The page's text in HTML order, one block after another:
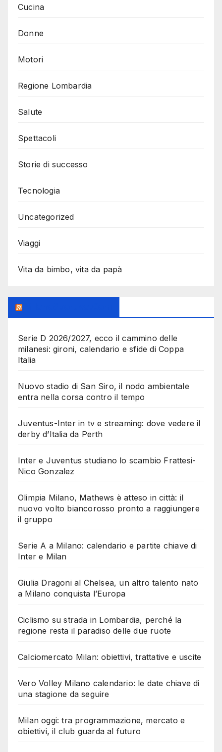
Cucina
Donne
Motori
Regione Lombardia
Salute
Spettacoli
Storie di successo
Tecnologia
Uncategorized
Viaggi
Vita da bimbo, vita da papà
Serie D 2026/2027, ecco il cammino delle
milanesi: gironi, calendario e sfide di Coppa
Italia
Nuovo stadio di San Siro, il nodo ambientale
entra nella corsa contro il tempo
Juventus-Inter in tv e streaming: dove vedere il
derby d’Italia da Perth
Inter e Juventus studiano lo scambio Frattesi-
Nico Gonzalez
Olimpia Milano, Mathews è atteso in città: il
nuovo volto biancorosso pronto a raggiungere
il gruppo
Serie A a Milano: calendario e partite chiave di
Inter e Milan
Giulia Dragoni al Chelsea, un altro talento nato
a Milano conquista l’Europa
Ciclismo su strada in Lombardia, perché la
regione resta il paradiso delle due ruote
Calciomercato Milan: obiettivi, trattative e uscite
Vero Volley Milano calendario: le date chiave di
una stagione da seguire
Milan oggi: tra programmazione, mercato e
obiettivi, il club guarda al futuro